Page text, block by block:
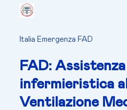
Italia Emergenza FAD
FAD: Assistenza
infermieristica
Ventilazione